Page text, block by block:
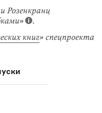
Розенкранц
»
.
книг» спецпроекта